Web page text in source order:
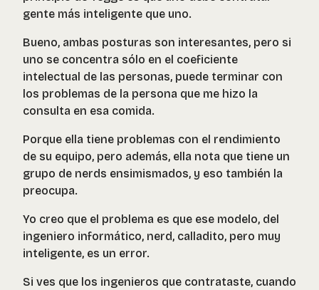
gente más inteligente que uno.
Bueno, ambas posturas son interesantes, pero si
uno se concentra sólo en el coeficiente
intelectual de las personas, puede terminar con
los problemas de la persona que me hizo la
consulta en esa comida.
Porque ella tiene problemas con el rendimiento
de su equipo, pero además, ella nota que tiene un
grupo de nerds ensimismados, y eso también la
preocupa.
Yo creo que el problema es que ese modelo, del
ingeniero informático, nerd, calladito, pero muy
inteligente, es un error.
Si ves que los ingenieros que contrataste, cuando